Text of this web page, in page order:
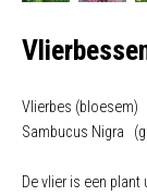
Vlierbes (bloesem)
Sambucus Nigra
De vlier is een